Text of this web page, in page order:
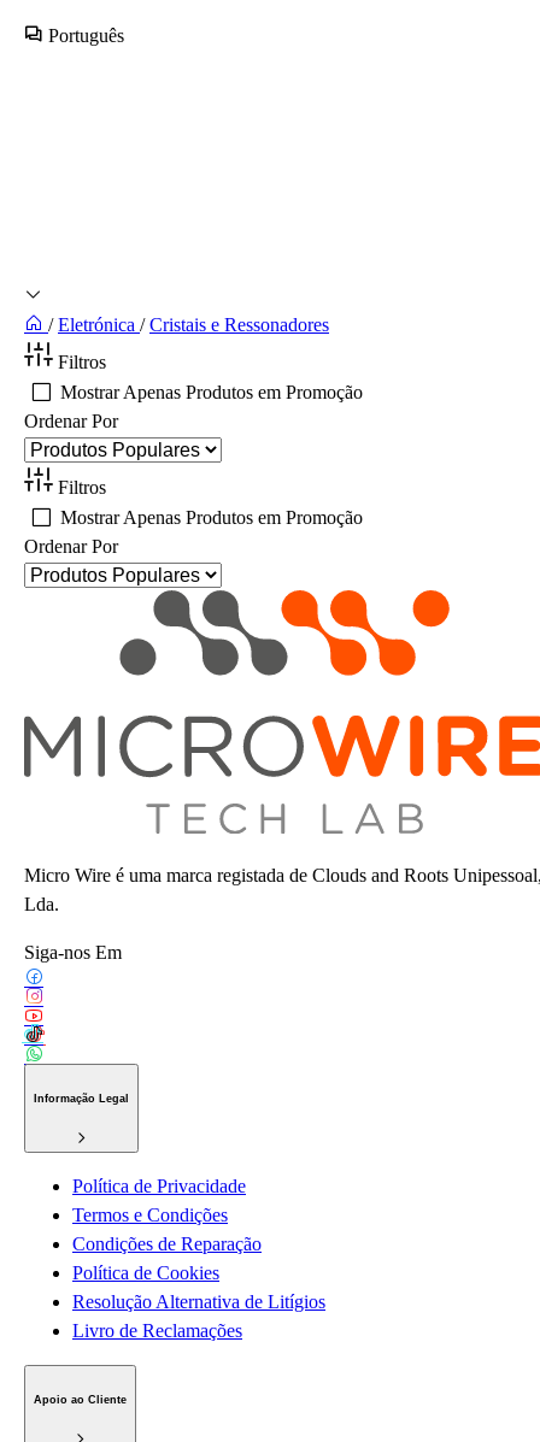
Português
/ Eletrónica / Cristais e Ressonadores
Filtros
Mostrar Apenas Produtos em Promoção
Ordenar Por
Filtros
Mostrar Apenas Produtos em Promoção
Ordenar Por
Micro Wire é uma marca registada de Clouds and Roots
Lda.
Siga-nos Em
Informação Legal
Política de Privacidade
Termos e Condições
Condições de Reparação
Política de Cookies
Resolução Alternativa de Litígios
Livro de Reclamações
Apoio ao Cliente